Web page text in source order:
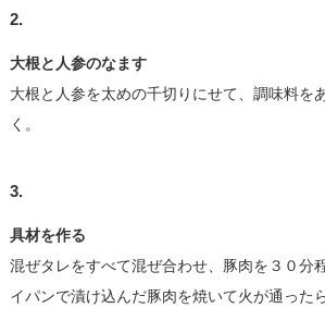
2.
大根と人参のなます
大根と人参を太めの千切りにせて、調味料を
く。
3.
具材を作る
混ぜタレをすべて混ぜ合わせ、豚肉を３０分
イパンで漬け込んだ豚肉を焼いて火が通った